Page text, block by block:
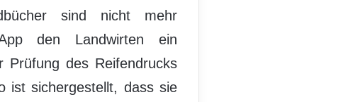
sind nicht mehr
den Landwirten ein
Prüfung des Reifendrucks
ist sichergestellt, dass sie